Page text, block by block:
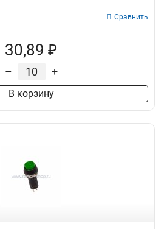
Сравнить
30,89 ₽
– +
В корзину